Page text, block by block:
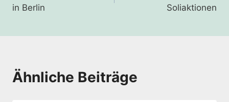
in Berlin
Soliaktionen
Ähnliche Beiträge